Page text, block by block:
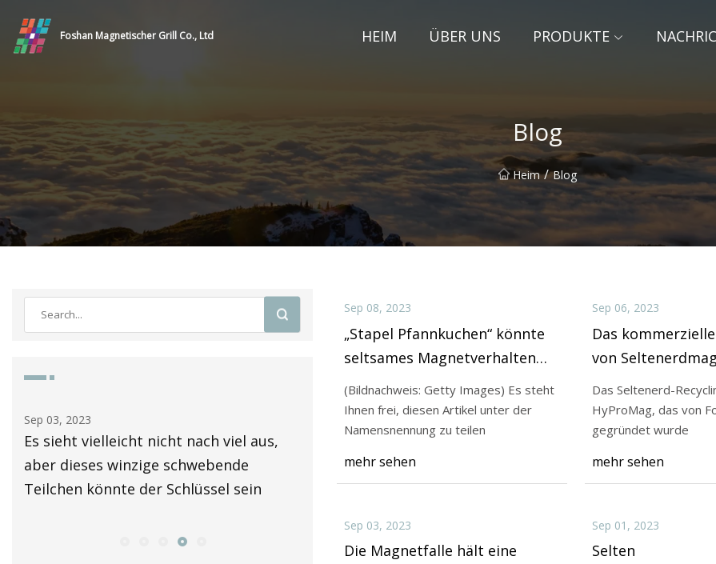
Foshan Magnetischer Grill Co., Ltd HEIM ÜBER UNS PRODUKTE
Blog
Heim / Blog
Sep 03, 2023
Es sieht vielleicht nicht nach viel aus,
aber dieses winzige schwebende
Teilchen könnte der Schlüssel sein
Sep 01, 2023
Die Abkehr von der Abhängigkeit von
fossilen Brennstoffen führt zu einer
größeren Nachfrage nach seltenen
Sep 08, 2023
(Bildnachweis:
Ihnen frei, diesen
Namensnennung
Sep 08, 2023
„Stapel Pfannkuchen“ könnte
seltsames Magnetverhalten
erklären
(Bildnachweis: Getty Images) Es steht
Ihnen frei, diesen Artikel unter der
Namensnennung zu teilen
mehr sehen
Sep 06, 2023
Das
von
diesem Jahr in
beginnen
Das Seltenerd-
HyProMag, das von
gegründet wurde
mehr sehen
Sep 03, 2023
Die Magnetfalle hält eine
Sep 01, 2023
Selten